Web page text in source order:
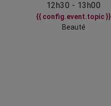
12h30 - 13h00
{{ config.event.topic }}
Beauté